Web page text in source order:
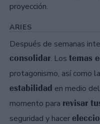
proyección.
ARIES
Después de semanas
consolidar. Los temas
protagonismo, así como
estabilidad en medio
momento para revisar
seguridad y hacer